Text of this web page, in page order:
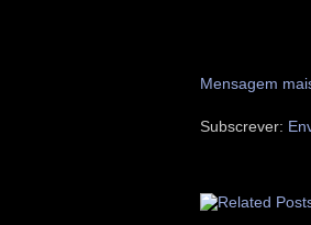
Mensagem
Subscrever: